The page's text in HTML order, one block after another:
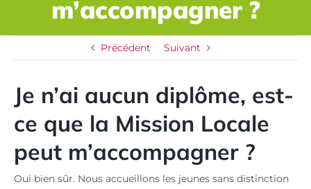
m’accompagner ?
Précédent Suivant
Je n’ai aucun diplôme, est-
ce que la Mission Locale
peut m’accompagner ?
Oui bien sûr. Nous accueillons les jeunes sans distinction